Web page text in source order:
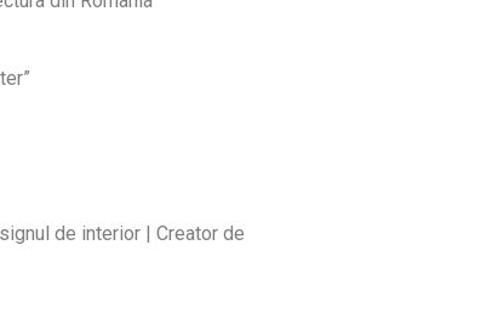
de interior | Creator de